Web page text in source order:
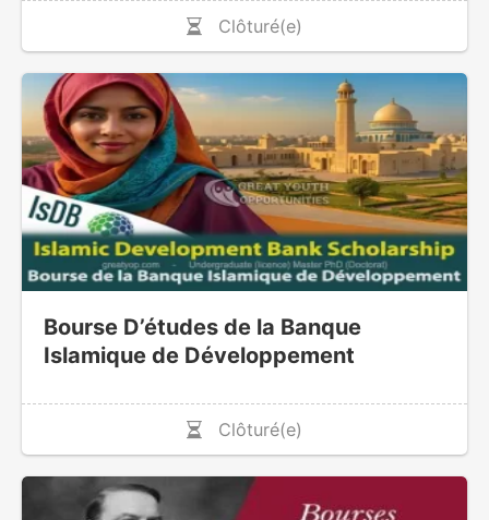
Clôturé(e)
Bourse D’études de la Banque
Islamique de Développement
Clôturé(e)